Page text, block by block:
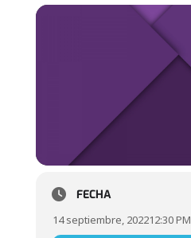
FECHA
14 septiembre, 202212:30 PM